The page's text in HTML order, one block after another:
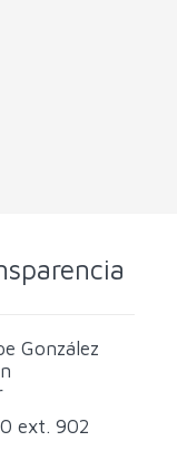
González
ext. 902